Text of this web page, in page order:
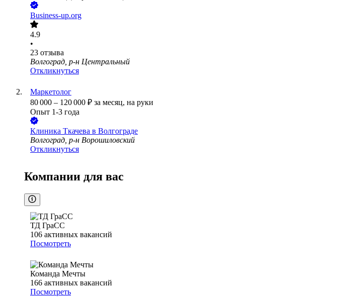
Business-up.org
4.9
•
23 отзыва
Волгоград, р-н Центральный
Откликнуться
Маркетолог
80 000 – 120 000 ₽ за месяц, на руки
Опыт 1-3 года
Клиника Ткачева в Волгограде
Волгоград, р-н Ворошиловский
Откликнуться
Компании для вас
ТД ГраСС
106 активных вакансий
Посмотреть
Команда Мечты
166 активных вакансий
Посмотреть